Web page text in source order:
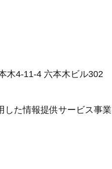
4-11-4 六本木ビル302
た情報提供サービス事業